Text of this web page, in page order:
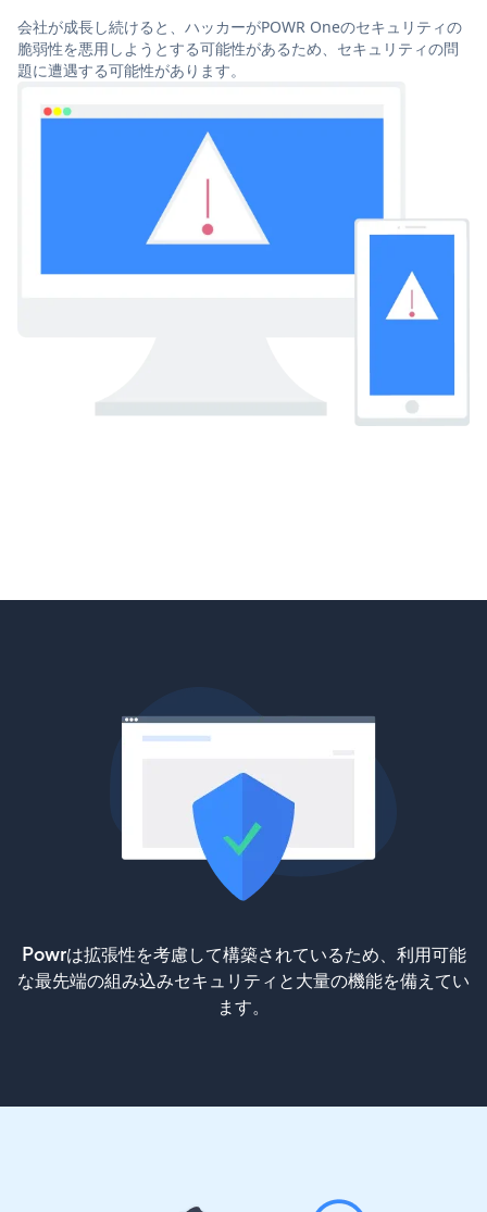
会社が成長し続けると、ハッカーがPOWR Oneのセキュリティの
脆弱性を悪用しようとする可能性があるため、セキュリティの問
題に遭遇する可能性があります。
Powrは拡張性を考慮して構築されているため、利用可能
な最先端の組み込みセキュリティと大量の機能を備えてい
ます。